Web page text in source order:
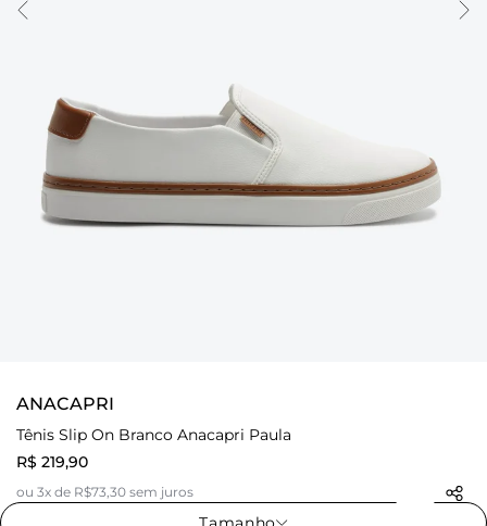
ANACAPRI
Tênis Slip On Branco Anacapri Paula
R$ 219,90
ou 3x de R$73,30 sem juros